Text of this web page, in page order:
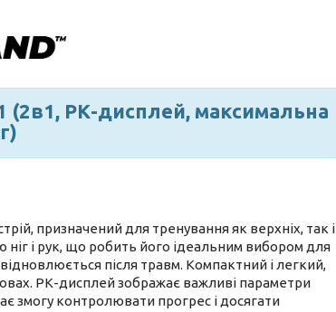
(2в1, РК-дисплей, максимальна
призначений для тренування як верхніх, так і
ніг і рук, що робить його ідеальним вибором для
після травм. Компактний і легкий,
РК-дисплей зображає важливі параметри
змогу контролювати прогрес і досягати